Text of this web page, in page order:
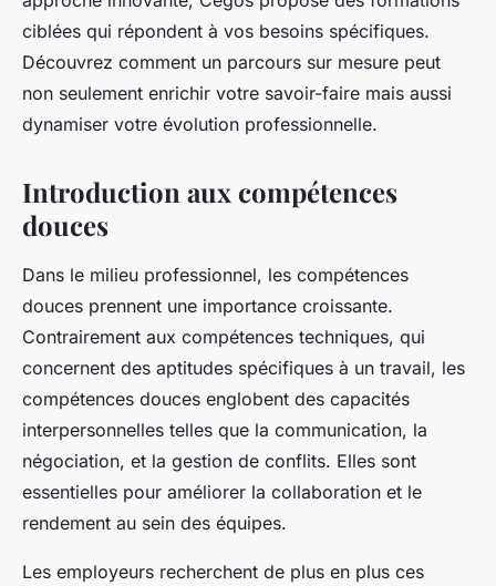
ciblées qui répondent à vos besoins spécifiques.
Découvrez comment un parcours sur mesure peut
non seulement enrichir votre savoir-faire mais aussi
dynamiser votre évolution professionnelle.
Introduction aux compétences
douces
Dans le milieu professionnel, les compétences
douces prennent une importance croissante.
Contrairement aux compétences techniques, qui
concernent des aptitudes spécifiques à un travail, les
compétences douces englobent des capacités
interpersonnelles telles que la communication, la
négociation, et la gestion de conflits. Elles sont
essentielles pour améliorer la collaboration et le
rendement au sein des équipes.
Les employeurs recherchent de plus en plus ces